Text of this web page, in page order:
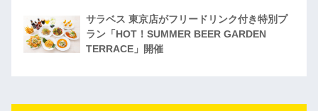
サラベス 東京店がフリードリンク付き特別プ
ラン「HOT！SUMMER BEER GARDEN
TERRACE」開催